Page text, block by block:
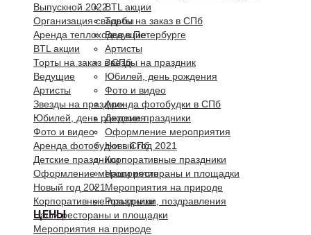
BTL акции
Торты на заказ в СПб
Ведущие
Артисты
Звезды на праздник
Юбилей, день рождения
Фото и видео
Аренда фотобудки в СПб
Детские праздники
Оформление мероприятия
Новый год 2021
Корпоративные праздники
Наши рестораны и площадки
Мероприятия на природе
Розыгрыши, поздравления
ЦЕНЫ
Выпускной 2022
Организация свадьбы
Аренда теплоходов в Петербурге
BTL акции
Торты на заказ в СПб
Ведущие
Артисты
Звезды на праздник
Юбилей, день рождения
Фото и видео
Аренда фотобудки в СПб
Детские праздники
Оформление мероприятия
Новый год 2021
Корпоративные праздники
Наши рестораны и площадки
Мероприятия на природе